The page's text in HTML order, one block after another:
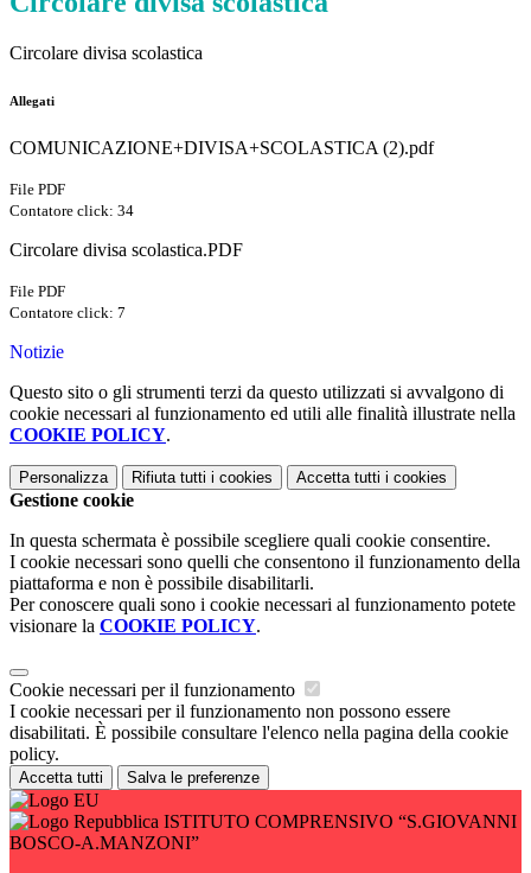
Circolare divisa scolastica
Allegati
COMUNICAZIONE+DIVISA+SCOLASTICA (2).pdf
File PDF
Contatore click: 34
Circolare divisa scolastica.PDF
File PDF
Contatore click: 7
Notizie
Questo sito o gli strumenti terzi da questo utilizzati si avvalgono di
cookie necessari al funzionamento ed utili alle finalità illustrate nella
COOKIE POLICY.
Personalizza Rifiuta tutti i cookies Accetta tutti i cookies
Gestione cookie
In questa schermata è possibile scegliere quali cookie consentire.
I cookie necessari sono quelli che consentono il funzionamento della
piattaforma e non è possibile disabilitarli.
Per conoscere quali sono i cookie necessari al funzionamento potete
visionare la COOKIE POLICY.
Cookie necessari per il funzionamento
I cookie necessari per il funzionamento non possono essere
disabilitati. È possibile consultare l'elenco nella pagina della cookie
policy.
Accetta tutti Salva le preferenze
ISTITUTO COMPRENSIVO “S.GIOVANNI
BOSCO-A.MANZONI”